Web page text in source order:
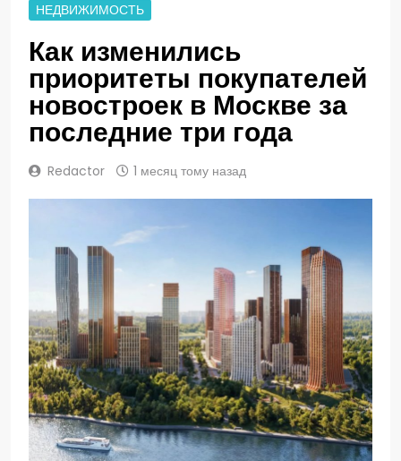
НЕДВИЖИМОСТЬ
Как изменились
приоритеты покупателей
новостроек в Москве за
последние три года
Redactor 1 месяц тому назад